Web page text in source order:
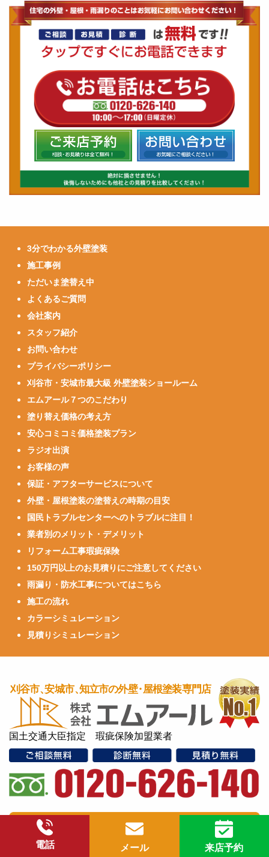
3分でわかる外壁塗装
施工事例
ただいま塗替え中
よくあるご質問
会社案内
スタッフ紹介
お問い合わせ
プライバシーポリシー
刈谷市・安城市最大級 外壁塗装ショールーム
エムアール７つのこだわり
塗り替え価格の考え方
安心コミコミ価格塗装プラン
ラジオ出演
お客様の声
保証・アフターサービスについて
外壁・屋根塗装の塗替えの時期の目安
国民トラブルセンターへのトラブルに注目！
業者別のメリット・デメリット
リフォーム工事瑕疵保険
150万円以上のお見積りにご注意してください
雨漏り・防水工事についてはこちら
施工の流れ
カラーシミュレーション
見積りシミュレーション
国土交通大臣指定 瑕疵保険加盟業者
電話 メール 来店予約